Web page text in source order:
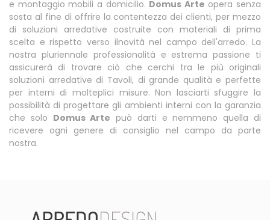
e montaggio mobili a domicilio. Domus Arte opera senza
sosta al fine di offrire la contentezza dei clienti, per mezzo
di soluzioni arredative costruite con materiali di prima
scelta e rispetto verso ilnovità nel campo dell'arredo. La
nostra pluriennale professionalità e estrema passione ti
assicurerà di trovare ciò che cerchi tra le più originali
soluzioni arredative di Tavoli, di grande qualità e perfette
per interni di molteplici misure. Non lasciarti sfuggire la
possibilità di progettare gli ambienti interni con la garanzia
che solo Domus Arte può darti e nemmeno quella di
ricevere ogni genere di consiglio nel campo da parte
nostra.